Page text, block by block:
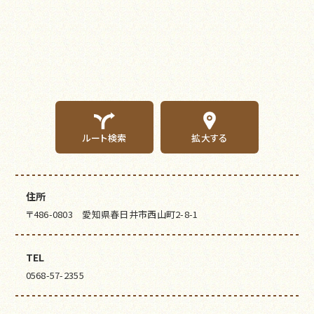
ルート検索 拡大する
住所
〒486-0803 愛知県春日井市西山町2-8-1
TEL
0568-57-2355